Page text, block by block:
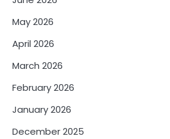
May 2026
April 2026
March 2026
February 2026
January 2026
December 2025